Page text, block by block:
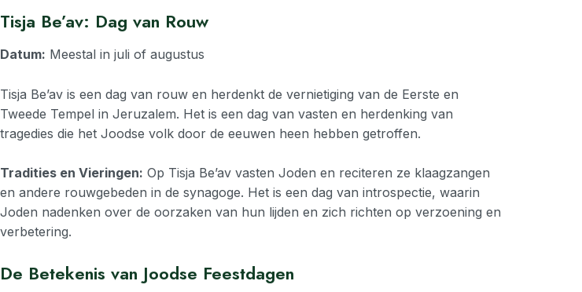
Tisja Be’av: Dag van Rouw
Datum: Meestal in juli of augustus
Tisja Be’av is een dag van rouw en herdenkt de vernietiging van de Eerste en
Tweede Tempel in Jeruzalem. Het is een dag van vasten en herdenking van
tragedies die het Joodse volk door de eeuwen heen hebben getroffen.
Tradities en Vieringen: Op Tisja Be’av vasten Joden en reciteren ze klaagzangen
en andere rouwgebeden in de synagoge. Het is een dag van introspectie, waarin
Joden nadenken over de oorzaken van hun lijden en zich richten op verzoening en
verbetering.
De Betekenis van Joodse Feestdagen